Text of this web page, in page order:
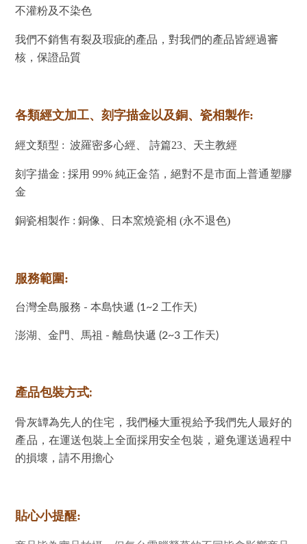
不灌粉及不染色
我們不銷售有裂及瑕疵的產品，對我們的產品皆經過審
核，保證品質
各類經文加工、刻字描金以及銅、瓷相製作:
經文類型 : 波羅密多心經、 詩篇23、天主教經
刻字描金 : 採用 99% 純正金箔，絕對不是市面上普通塑膠
金
銅瓷相製作 : 銅像、日本窯燒瓷相 (永不退色)
服務範圍:
台灣全島服務 - 本島快遞 (1~2 工作天)
澎湖、金門、馬祖 - 離島快遞 (2~3 工作天)
產品包裝方式:
骨灰罈為先人的住宅，我們極大重視給予我們先人最好的
產品，在運送包裝上全面採用安全包裝，避免運送過程中
的損壞，請不用擔心
貼心小提醒: